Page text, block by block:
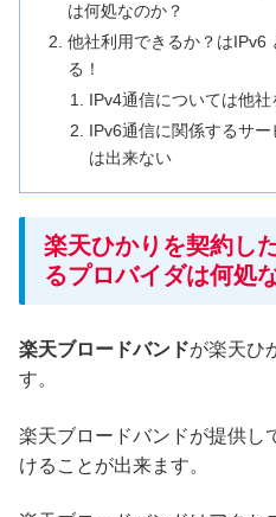
は何処なのか？
他社利用できるか？はIPv6
る！
IPv4通信については他
IPv6通信に関係するサ
は出来ない
楽天ひかりを契約し
るプロバイダは何処
楽天ブロードバンドが楽天ひ
す。
楽天ブロードバンドが提供し
けることが出来ます。